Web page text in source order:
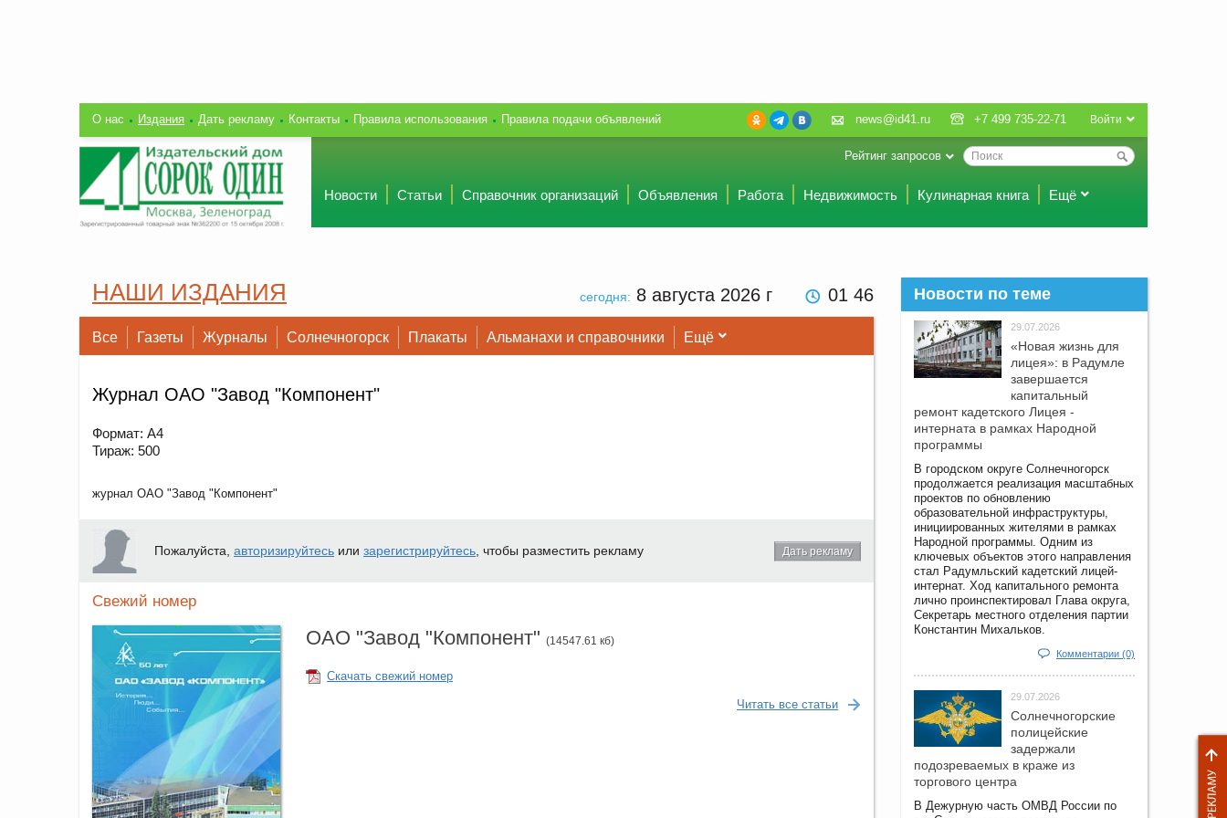
О нас Издания Дать рекламу Контакты Правила использования Правила подачи объявлений Войти
news@id41.ru +7 499 735-22-71
Рейтинг запросов
Новости Статьи Справочник организаций Объявления Работа Недвижимость Кулинарная книга Ещё
сегодня: 8 августа 2026 г 01 46
НАШИ ИЗДАНИЯ
Все Газеты Журналы Солнечногорск Плакаты Альманахи и справочники Ещё
Журнал ОАО "Завод "Компонент"
Формат: А4
Тираж: 500
журнал ОАО "Завод "Компонент"
Дать рекламу
Пожалуйста, авторизируйтесь или зарегистрируйтесь , чтобы разместить рекламу
Свежий номер
ОАО "Завод "Компонент" (14547.61 кб)
Скачать свежий номер
Читать все статьи
Новости по теме
29.07.2026
«Новая жизнь для
лицея»: в Радумле
завершается
капитальный
ремонт кадетского Лицея -
интерната в рамках Народной
программы
В городском округе Солнечногорск
продолжается реализация масштабных
проектов по обновлению
образовательной инфраструктуры,
инициированных жителями в рамках
Народной программы. Одним из
ключевых объектов этого направления
стал Радумльский кадетский лицей-
интернат. Ход капитального ремонта
лично проинспектировал Глава округа,
Секретарь местного отделения партии
Константин Михальков.
Комментарии (0)
29.07.2026
Солнечногорские
полицейские
задержали
подозреваемых в краже из
торгового центра
В Дежурную часть ОМВД России по